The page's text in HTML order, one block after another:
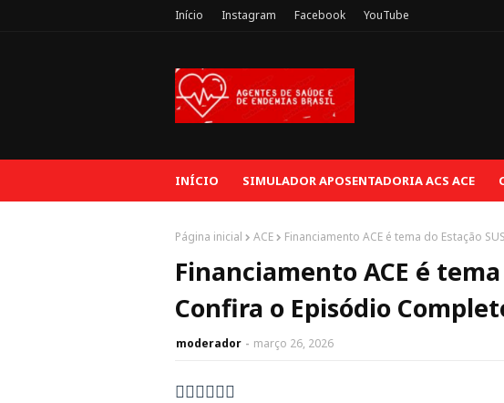
Início Instagram Facebook YouTube
INÍCIO SIMULADOR APOSENTADORIA ACS ACE
Página inicial ACE Financiamento ACE é tema do Estação
Financiamento ACE é tema
Confira o Episódio
moderador março 26, 2026
👇🏻👇🏻👇🏻